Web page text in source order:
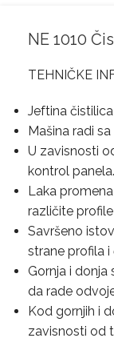
NE 1010
TEHNIČKE
Jeftina čistilica
Mašina radi
U zavisnosti
kontrol panela.
Laka
različite profile
Savršeno
strane profila i
Gornja i
da rade
Kod gornjih i
zavisnosti od